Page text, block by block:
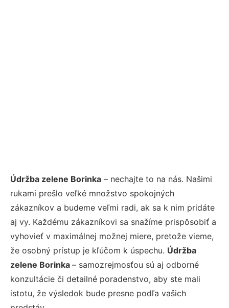
Údržba zelene Borinka – nechajte to na nás. Našimi
rukami prešlo veľké množstvo spokojných
zákazníkov a budeme veľmi radi, ak sa k nim pridáte
aj vy. Každému zákazníkovi sa snažíme prispôsobiť a
vyhovieť v maximálnej možnej miere, pretože vieme,
že osobný prístup je kľúčom k úspechu. Údržba
zelene Borinka – samozrejmosťou sú aj odborné
konzultácie či detailné poradenstvo, aby ste mali
istotu, že výsledok bude presne podľa vašich